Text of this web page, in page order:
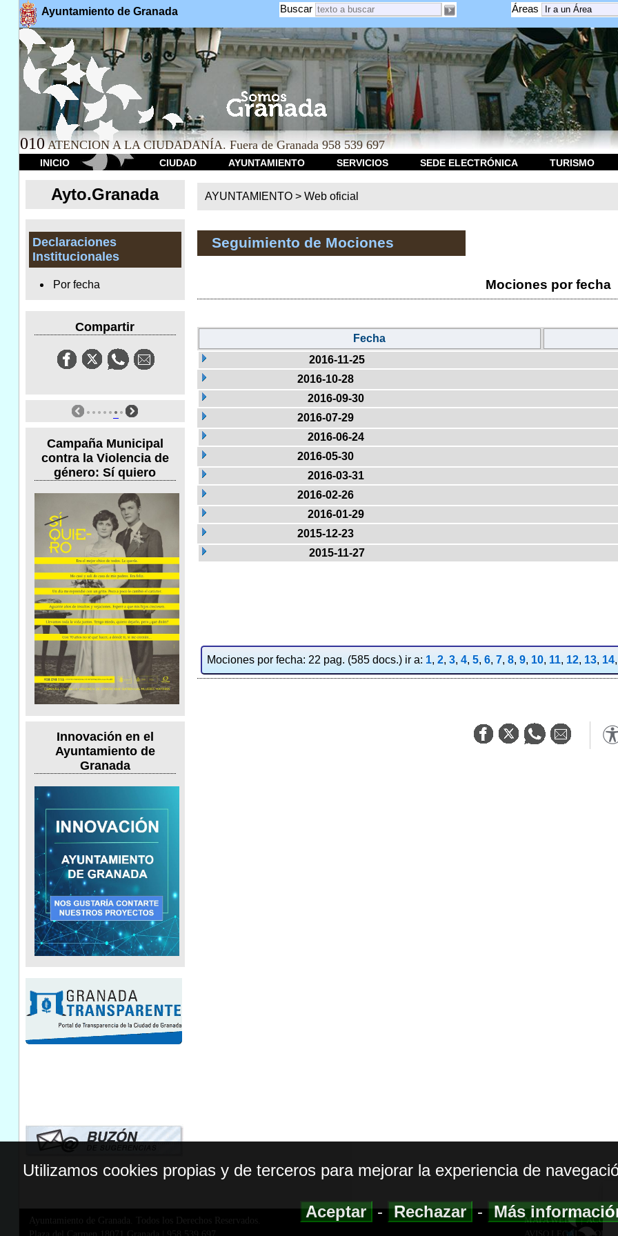
Ayuntamiento de Granada Áreas
Buscar
010 ATENCION A LA CIUDADANÍA. Fuera de Granada 958 539 697
INICIO CIUDAD AYUNTAMIENTO SERVICIOS SEDE ELECTRÓNICA TURISMO
Ayto.Granada
Declaraciones
Institucionales
Por fecha
Compartir
Campaña Municipal
contra la Violencia de
género: Sí quiero
Innovación en el
Ayuntamiento de
Granada
AYUNTAMIENTO > Web oficial
Seguimiento de Mociones
Mociones por fecha
Fecha
2016-11-25
2016-10-28
2016-09-30
2016-07-29
2016-06-24
2016-05-30
2016-03-31
2016-02-26
2016-01-29
2015-12-23
2015-11-27
Mociones por fecha: 22 pag. (585 docs.) ir a: 1, 2, 3, 4, 5, 6, 7, 8, 9, 10, 11, 12, 13, 14,
Ayuntamiento de Granada. Todos los Derechos Reservados.
MAPA WEB|
AVISO LEGAL|
Utilizamos cookies propias y de terceros para mejorar la experiencia de
Aceptar-Rechazar-Más